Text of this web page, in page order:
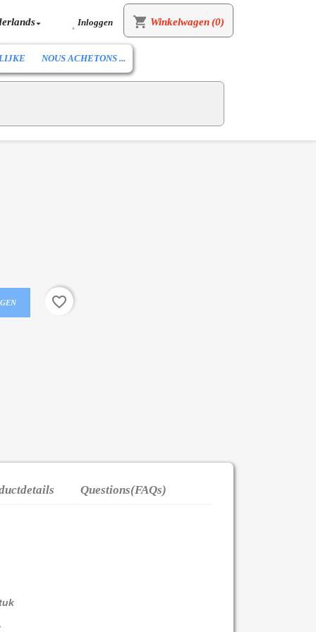
 
Inloggen shopping_cart Winkelwagen(0)
NOUS ACHETONS ...
favorite_border
Questions(FAQs)